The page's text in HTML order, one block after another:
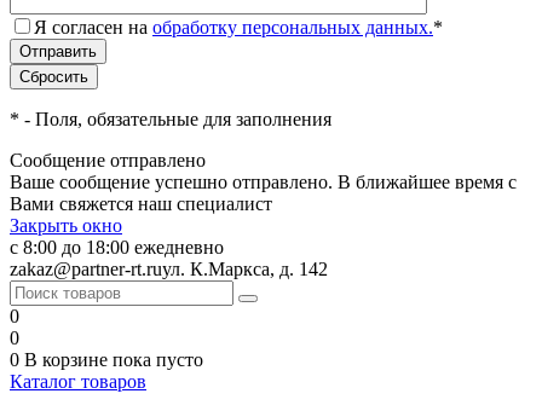
Я согласен на обработку персональных данных.*
* - Поля, обязательные для заполнения
Сообщение отправлено
Ваше сообщение успешно отправлено. В ближайшее время с
Вами свяжется наш специалист
Закрыть окно
с 8:00 до 18:00 ежедневно
zakaz@partner-rt.ruул. К.Маркса, д. 142
0
0
0 В корзине пока пусто
Каталог товаров